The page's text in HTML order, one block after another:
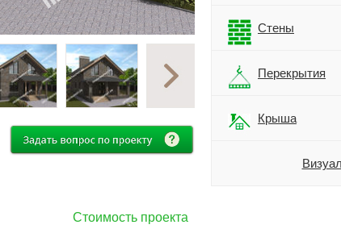
Стены
Перекрытия
Крыша
Стоимость проекта